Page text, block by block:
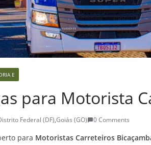
E
para Motorista
Federal (DF),Goiás (GO) 0 Comments
para Motoristas Carreteiros